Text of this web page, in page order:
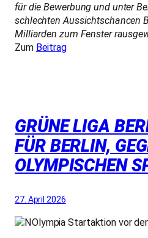
für die Bewerbung und unter
schlechten Aussichtschancen
Milliarden zum Fenster
Zum Beitrag
GRÜNE LIGA
FÜR BERLIN,
OLYMPISCHEN
27. April 2026